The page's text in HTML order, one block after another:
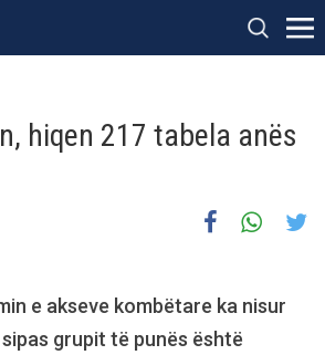
hiqen 217 tabela anës
e akseve kombëtare ka nisur
grupit të punës është